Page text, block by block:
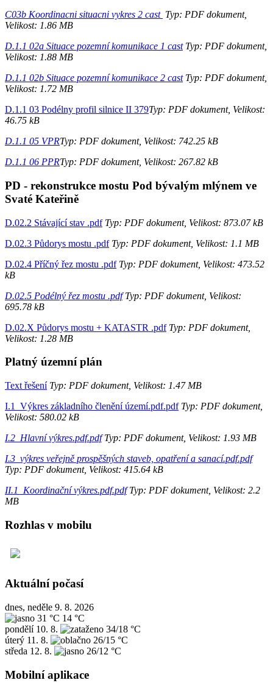
C03b Koordinacni situacni vykres 2 cast Typ: PDF dokument,
Velikost: 1.86 MB
D.1.1 02a Situace pozemní komunikace 1 castTyp: PDF dokument,
Velikost: 1.88 MB
D.1.1 02b Situace pozemní komunikace 2 castTyp: PDF dokument,
Velikost: 1.72 MB
D.1.1 03 Podélny profil silnice II 379Typ: PDF dokument, Velikost:
46.75 kB
D.1.1 05 VPRTyp: PDF dokument, Velikost: 742.25 kB
D.1.1 06 PPRTyp: PDF dokument, Velikost: 267.82 kB
PD - rekonstrukce mostu Pod bývalým mlýnem ve
Svaté Kateřině
D.02.2 Stávající stav .pdfTyp: PDF dokument, Velikost: 873.07 kB
D.02.3 Půdorys mostu .pdfTyp: PDF dokument, Velikost: 1.1 MB
D.02.4 Příčný řez mostu .pdfTyp: PDF dokument, Velikost: 473.52
kB
D.02.5 Podélný řez mostu .pdfTyp: PDF dokument, Velikost:
695.78 kB
D.02.X Půdorys mostu + KATASTR .pdfTyp: PDF dokument,
Velikost: 1.28 MB
Platný územní plán
Text řešeníTyp: PDF dokument, Velikost: 1.47 MB
I.1_Výkres základního členění území.pdf.pdfTyp: PDF dokument,
Velikost: 580.02 kB
I.2_Hlavní výkres.pdf.pdfTyp: PDF dokument, Velikost: 1.93 MB
I.3_výkres veřejně prospěšných staveb, opatření a sanací.pdf.pdf
Typ: PDF dokument, Velikost: 415.64 kB
II.1_Koordinační výkres.pdf.pdfTyp: PDF dokument, Velikost: 2.2
MB
Rozhlas v mobilu
Aktuální počasí
dnes, neděle 9. 8. 2026
31 °C 14 °C
pondělí 10. 8.
34/18 °C
úterý 11. 8.
26/15 °C
středa 12. 8. 26/12 °C
Mobilní aplikace